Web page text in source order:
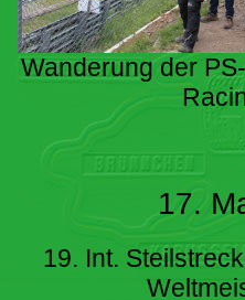
Wanderung der
17.
19. Int.